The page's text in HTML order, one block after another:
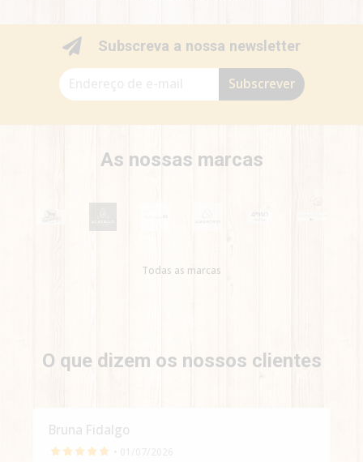
Subscreva a nossa newsletter
Subscrever
As nossas marcas
Todas as marcas
O que dizem os nossos clientes
Bruna Fidalgo